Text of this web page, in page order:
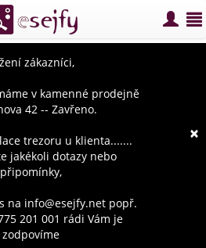
×
zákazníci,
v kamenné prodejně
42 -- Zavřeno.
trezoru u klienta.......
jakékoli dotazy nebo
připomínky,
na info@esejfy.net popř.
201 001 rádi Vám je
zodpovíme